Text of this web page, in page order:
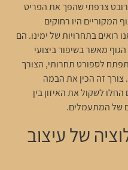
צרפתי שהפך את הפריט
ה-1800, בגדי הגוף המקוריים היו רחוקים
רואים בתחרויות של ימינו. הם
מאשר בשיפור ביצועי
לספורט תחרותי, הצורך
צורך זה הכין את הבמה
לשקול את האיזון בין
של המתעמלים.
של עיצוב